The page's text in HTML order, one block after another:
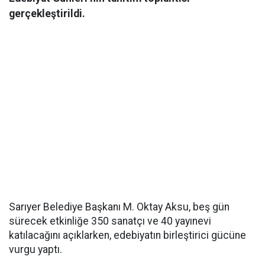
gerçekleştirildi.
Sarıyer Belediye Başkanı M. Oktay Aksu, beş gün
sürecek etkinliğe 350 sanatçı ve 40 yayınevi
katılacağını açıklarken, edebiyatın birleştirici gücüne
vurgu yaptı.